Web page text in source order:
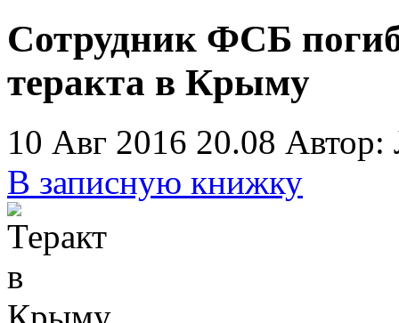
Сотрудник ФСБ
теракта в Крыму
10 Авг 2016 20.08 Автор:
В записную книжку